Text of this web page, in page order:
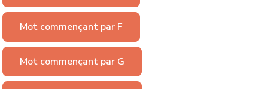
Mot commençant par F
Mot commençant par G